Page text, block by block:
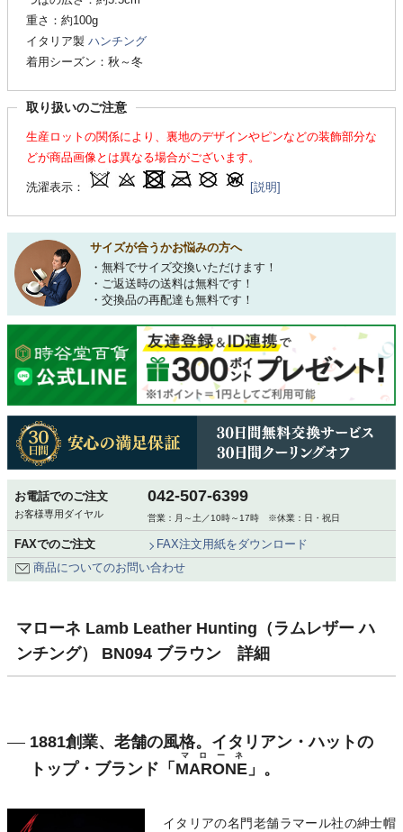
重さ：約100g
イタリア製 ハンチング
着用シーズン：秋～冬
取り扱いのご注意
生産ロットの関係により、裏地のデザインやピンなどの装飾部分な
どが商品画像とは異なる場合がございます。
洗濯表示： [説明]
サイズが合うかお悩みの方へ
・無料でサイズ交換いただけます！
・ご返送時の送料は無料です！
・交換品の再配達も無料です！
お電話でのご注文
お客様専用ダイヤル
042-507-6399
営業：月～土／10時～17時 ※休業：日・祝日
FAXでのご注文
FAX注文用紙をダウンロード
商品についてのお問い合わせ
マローネ Lamb Leather Hunting（ラムレザー ハ
ンチング） BN094 ブラウン 詳細
1881創業、老舗の風格。イタリアン・ハットの
トップ・ブランド「 MARONE
マローネ
」。
イタリアの名門老舗ラマール社の紳士帽